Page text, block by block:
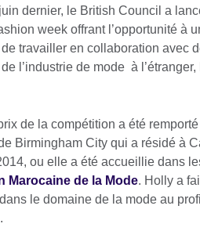
dernier, le British Council a
week offrant l’opportunité à
travailler en collaboration avec
l’industrie de mode à
de la compétition a été
de Birmingham City qui a résidé à
ou elle a été accueillie dans
Marocaine de la Mode. Holly a
le domaine de la mode au
.